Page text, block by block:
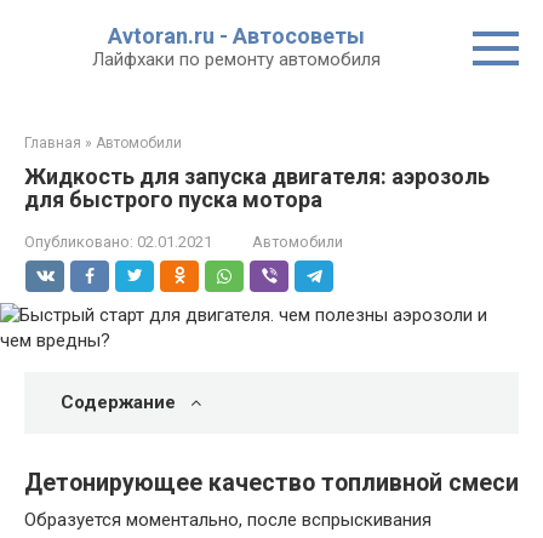
Avtoran.ru - Автосоветы
Лайфхаки по ремонту автомобиля
Главная » Автомобили
Жидкость для запуска двигателя: аэрозоль
для быстрого пуска мотора
Опубликовано: 02.01.2021 Автомобили
Содержание
Детонирующее качество топливной смеси
Образуется моментально, после вспрыскивания